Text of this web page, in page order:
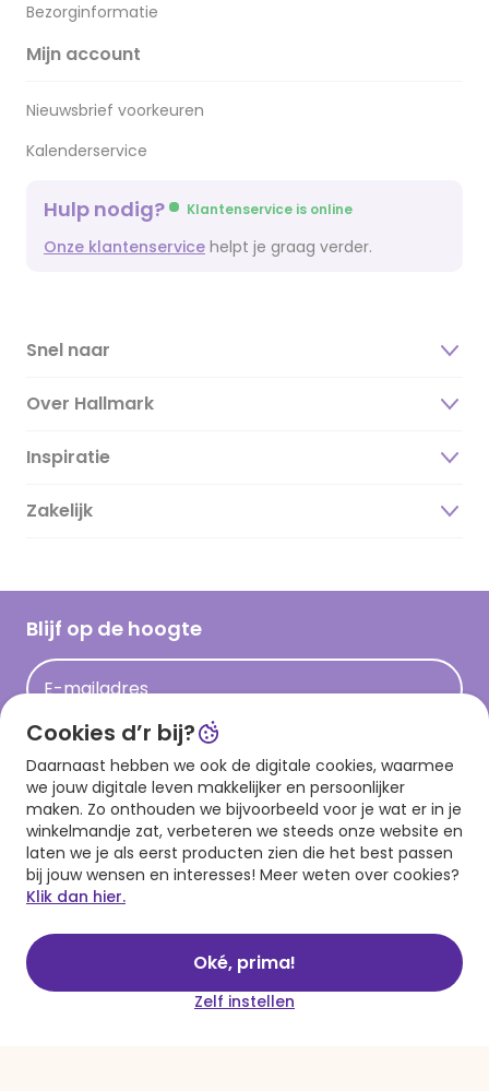
Bezorginformatie
Mijn account
Nieuwsbrief voorkeuren
Kalenderservice
Hulp nodig? Klantenservice is online
Onze klantenservice helpt je graag verder.
Snel naar
Over Hallmark
Over ons
Duurzaamheid
Hallmark Kaartclub
Acties
Hallmark en Kinderpostzegels
Inspiratie
Magazine
Cadeau inspiratie
Kaartinspiratie
Zakelijk
Blijf op de hoogte
E-mailadres
Aanmelden
Download onze app
Cookies d’r bij?
Daarnaast hebben we ook de digitale cookies, waarmee
we jouw digitale leven makkelijker en persoonlijker
maken. Zo onthouden we bijvoorbeeld voor je wat er in je
winkelmandje zat, verbeteren we steeds onze website en
laten we je als eerst producten zien die het best passen
bij jouw wensen en interesses! Meer weten over cookies?
Klik dan hier.
Oké, prima!
Zelf instellen